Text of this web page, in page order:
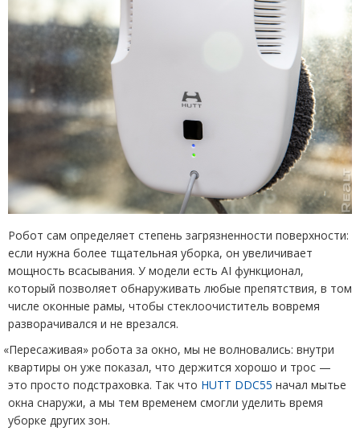
Робот сам определяет степень загрязненности поверхности:
если нужна более тщательная уборка, он увеличивает
мощность всасывания. У модели есть AI функционал,
который позволяет обнаруживать любые препятствия, в том
числе оконные рамы, чтобы стеклоочиститель вовремя
разворачивался и не врезался.
«Пересаживая» робота за окно, мы не волновались: внутри
квартиры он уже показал, что держится хорошо и трос —
это просто подстраховка. Так что HUTT DDC55 начал мытье
окна снаружи, а мы тем временем смогли уделить время
уборке других зон.